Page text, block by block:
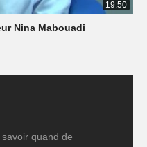
19:50
Nina Mabouadi
quand de